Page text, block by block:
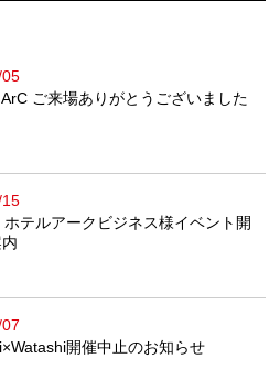
ご来場ありがとうございました
テルアークビジネス様イベント開
開催中止のお知らせ